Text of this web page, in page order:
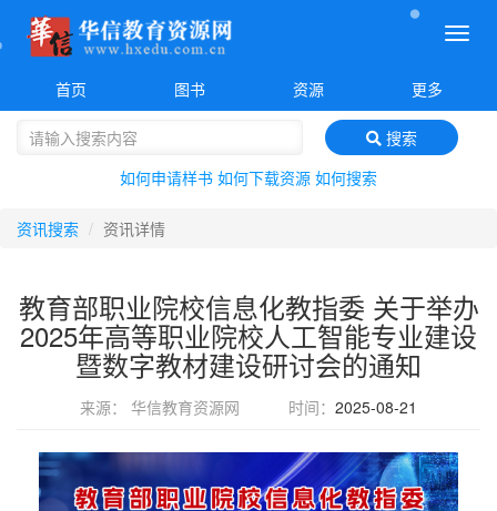
菜
首页
图书 资源 更多
搜索
如何申请样书 如何下载资源 如何搜索
资讯搜索 资讯详情
教育部职业院校信息化教指委 关于举办
2025年高等职业院校人工智能专业建设
暨数字教材建设研讨会的通知
来源： 华信教育资源网 时间： 2025-08-21